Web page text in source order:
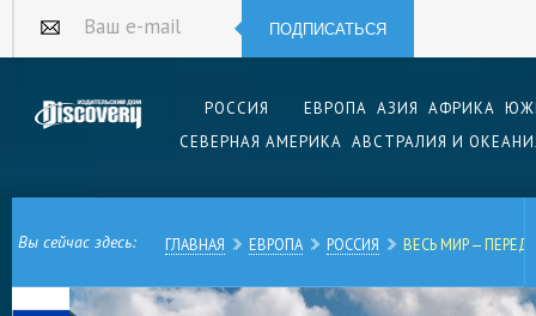
Ваш e-mail ПОДПИСАТЬСЯ
РОССИЯ ЕВРОПА АЗИЯ АФРИКА
СЕВЕРНАЯ АМЕРИКА АВСТРАЛИЯ И
Вы сейчас здесь: ГЛАВНАЯ ЕВРОПА РОССИЯ ВЕСЬ МИР —